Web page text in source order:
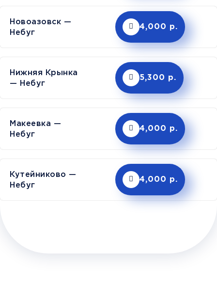
Новоазовск —
Небуг
4,000 р.
Нижняя Крынка
— Небуг
5,300 р.
Макеевка —
Небуг
4,000 р.
Кутейниково —
Небуг
4,000 р.